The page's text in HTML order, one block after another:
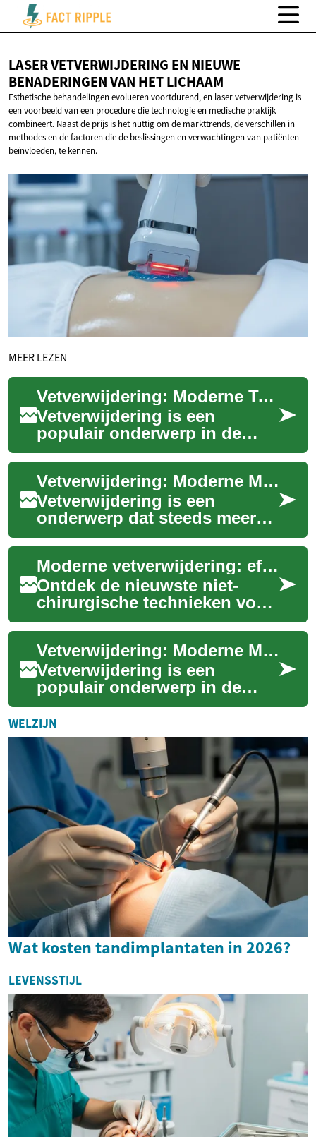
LASER VETVERWIJDERING EN NIEUWE
BENADERINGEN VAN HET LICHAAM
Esthetische behandelingen evolueren voortdurend, en laser vetverwijdering is
een voorbeeld van een procedure die technologie en medische praktijk
combineert. Naast de prijs is het nuttig om de markttrends, de verschillen in
methodes en de factoren die de beslissingen en verwachtingen van patiënten
beïnvloeden, te kennen.
MEER LEZEN
Vetverwijdering: Moderne Technieken voor een Slanker Silhouet
Vetverwijdering is een
populair onderwerp in de
wereld van esthetische
behandelingen. Met de
toenemende vraag naar ni...Vetverwijdering: Moderne Methoden voor een Slanker Silhouet
Vetverwijdering is een
onderwerp dat steeds meer
aandacht krijgt in de wereld
van esthetische
behandelingen. Met de t...
Moderne vetverwijdering: effectieve niet-chirurgische methoden
Ontdek de nieuwste niet-
chirurgische technieken voor
vetverwijdering, van laser
lipolyse en cryolipolyse tot
ultrason...
Vetverwijdering: Moderne Methoden voor een Slanker Silhouet
Vetverwijdering is een
populair onderwerp in de
wereld van esthetische
behandelingen. Velen dromen
van een slanker fi...
WELZIJN
Wat kosten tandimplantaten in 2026?
LEVENSSTIJL